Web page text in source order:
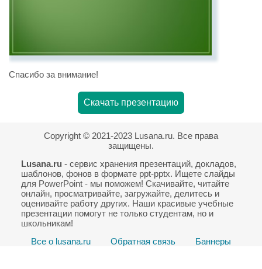
Спасибо за внимание!
Скачать презентацию
Copyright © 2021-2023 Lusana.ru. Все права
защищены.
Lusana.ru - сервис хранения презентаций, докладов,
шаблонов, фонов в формате ppt-pptx. Ищете слайды
для PowerPoint - мы поможем! Скачивайте, читайте
онлайн, просматривайте, загружайте, делитесь и
оценивайте работу других. Наши красивые учебные
презентации помогут не только студентам, но и
школьникам!
Все о lusana.ru
Обратная связь Баннеры